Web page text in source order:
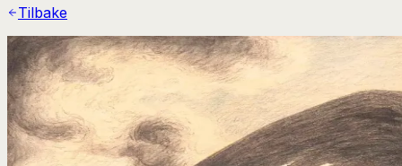
Tilbake